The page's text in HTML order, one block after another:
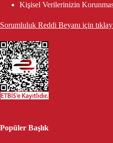
Kişisel Verilerinizin
Sorumluluk Reddi Beyanı için
Popüler Başlık